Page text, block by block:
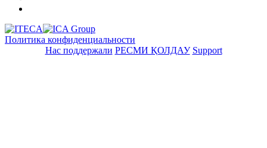
Политика конфиденциальности
Нас поддержали РЕСМИ ҚОЛДАУ Support